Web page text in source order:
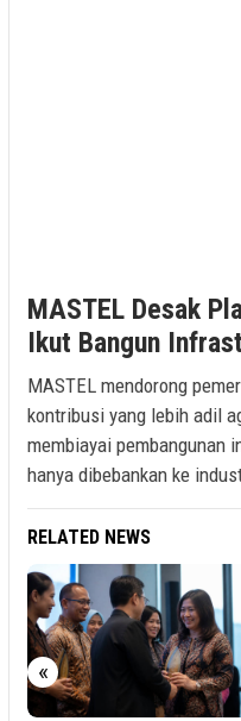
MASTEL Desak
Ikut Bangun
MASTEL mendorong
kontribusi yang lebih adil
membiayai pembangunan
hanya dibebankan ke
RELATED NEWS
«